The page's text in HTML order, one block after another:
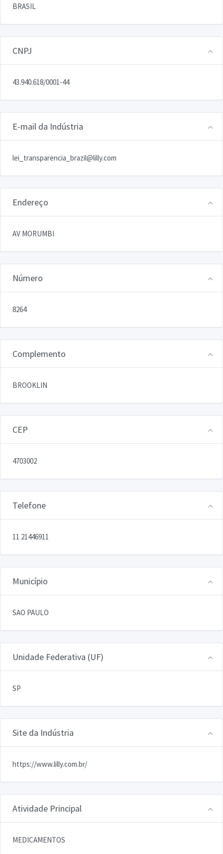
BRASIL
CNPJ
43.940.618/0001-44
E-mail da Indústria
lei_transparencia_brazil@lilly.com
Endereço
AV MORUMBI
Número
8264
Complemento
BROOKLIN
CEP
4703002
Telefone
11 21446911
Município
SAO PAULO
Unidade Federativa (UF)
SP
Site da Indústria
https://www.lilly.com.br/
Atividade Principal
MEDICAMENTOS